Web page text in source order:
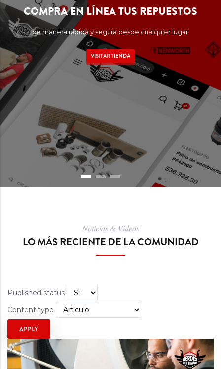
COMPRA EN LÍNEA TUS REPUESTOS
de manera rápida y segura desde cualquier lugar
VISITAR TIENDA
Noticias & Videos
LO MÁS RECIENTE DE LA COMUNIDAD
Published status
Content type